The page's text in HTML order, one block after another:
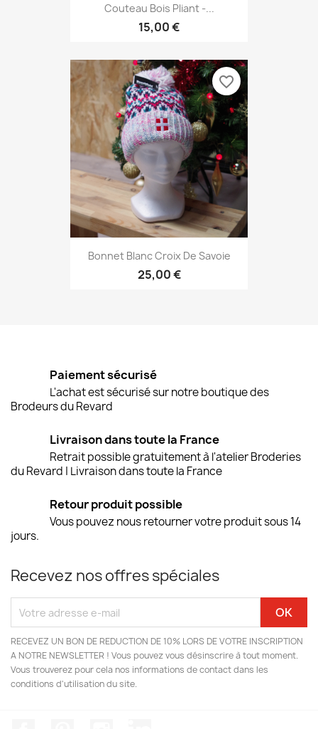
Couteau Bois Pliant -...
15,00 €
Bonnet Blanc Croix De Savoie
25,00 €
favorite_border
Paiement sécurisé
L'achat est sécurisé sur notre boutique des
Brodeurs du Revard
Livraison dans toute la France
Retrait possible gratuitement à l'atelier Broderies
du Revard | Livraison dans toute la France
Retour produit possible
Vous pouvez nous retourner votre produit sous 14
jours.
Recevez nos offres spéciales
RECEVEZ UN BON DE REDUCTION DE 10% LORS DE VOTRE INSCRIPTION
A NOTRE NEWSLETTER ! Vous pouvez vous désinscrire à tout moment.
Vous trouverez pour cela nos informations de contact dans les
conditions d'utilisation du site.